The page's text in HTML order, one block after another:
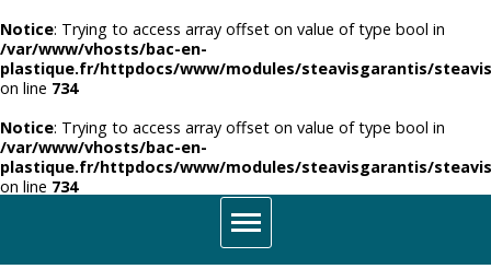
Notice: Trying to access array offset on value of type bool in
/var/www/vhosts/bac-en-
plastique.fr/httpdocs/www/modules/steavisgarantis/
on line 734
Notice: Trying to access array offset on value of type bool in
/var/www/vhosts/bac-en-
plastique.fr/httpdocs/www/modules/steavisgarantis/
on line 734